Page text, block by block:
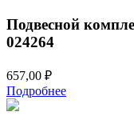
Подвесной
024264
657,00 ₽
Подробнее